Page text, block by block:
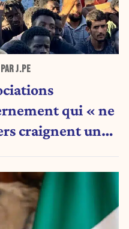
J.PE
qui « ne
craignent une